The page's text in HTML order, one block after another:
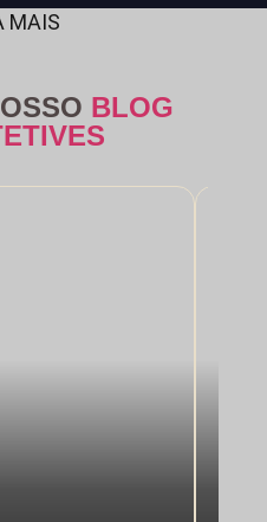
MAIS
BLOG